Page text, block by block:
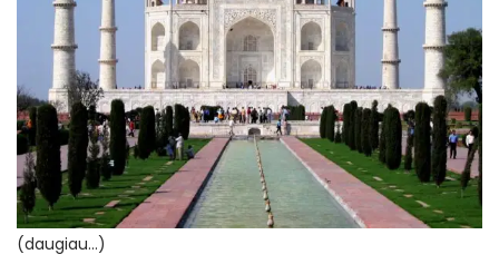
e
g
u
ž
s
(daugiau…)